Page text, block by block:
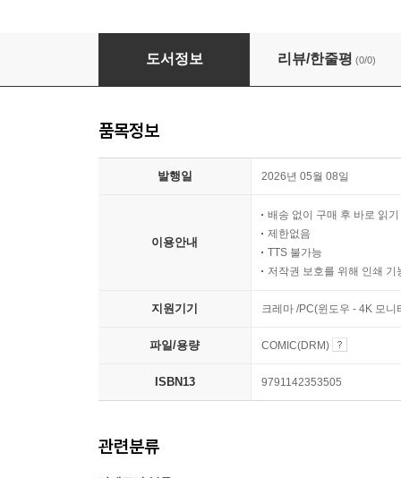
[묶음] 던전 엘프 ~던전에 보물상자가 있는 건
도서정보 리뷰/한줄평 (0/0)
품목정보
발행일 2026년 05월 08일
이용안내
배송 없이 구매 후 바로 읽기
제한없음
TTS 불가능
저작권 보호를 위해 인쇄 기
지원기기 크레마 /PC(윈도우 - 4K 모
파일/용량 COMIC(DRM)
ISBN13 9791142353505
관련분류